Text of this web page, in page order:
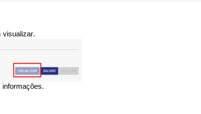
visualizar.
informações.